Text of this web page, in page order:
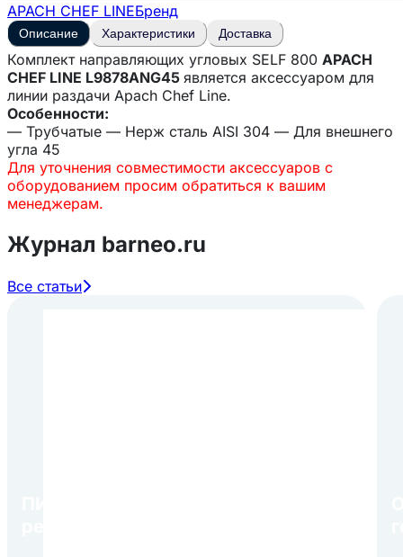
APACH CHEF LINEБренд
Описание Характеристики Доставка
Комплект направляющих угловых SELF 800 APACH
CHEF LINE L9878ANG45 является аксессуаром для
линии раздачи Apach Chef Line.
Особенности:
— Трубчатые — Нерж сталь AISI 304 — Для внешнего
угла 45
Для уточнения совместимости аксессуаров с
оборудованием просим обратиться к вашим
менеджерам.
Журнал barneo.ru
Все статьи